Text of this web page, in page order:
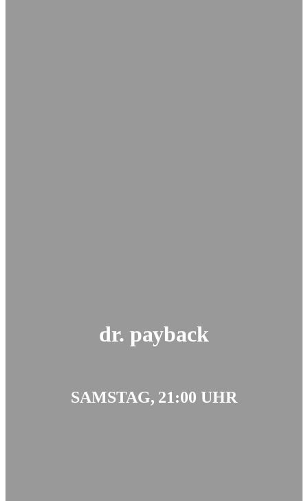
dr. payback
SAMSTAG, 21:00 UHR